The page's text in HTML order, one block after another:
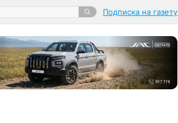
Подписка на газету